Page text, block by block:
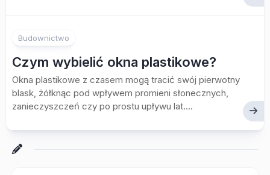
Budownictwo
Czym wybielić okna plastikowe?
Okna plastikowe z czasem mogą tracić swój pierwotny
blask, żółknąc pod wpływem promieni słonecznych,
zanieczyszczeń czy po prostu upływu lat....